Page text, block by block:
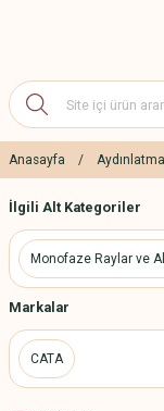
Anasayfa Aydınlatma
İlgili Alt Kategoriler
Monofaze Raylar ve
Markalar
CATA